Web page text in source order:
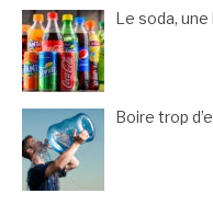
Le soda,
Boire trop